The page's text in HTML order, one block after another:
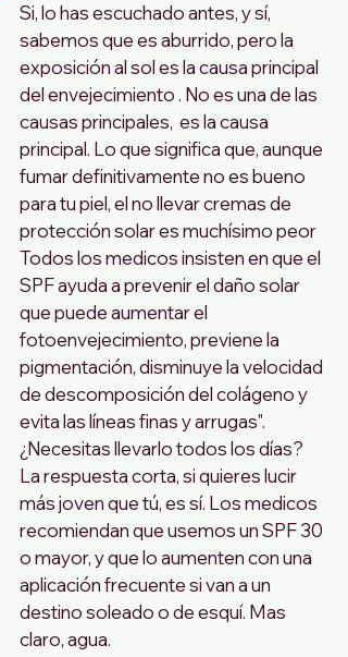
Si, lo has escuchado antes, y sí,
sabemos que es aburrido, pero la
exposición al sol es la causa principal
del envejecimiento . No es una de las
causas principales,  es la causa
principal. Lo que significa que, aunque
fumar definitivamente no es bueno
para tu piel, el no llevar cremas de
protección solar es muchísimo peor
Todos los medicos insisten en que el
SPF ayuda a prevenir el daño solar
que puede aumentar el
fotoenvejecimiento, previene la
pigmentación, disminuye la velocidad
de descomposición del colágeno y
evita las líneas finas y arrugas".
¿Necesitas llevarlo todos los días?
La respuesta corta, si quieres lucir
más joven que tú, es sí. Los medicos
recomiendan que usemos un SPF 30
o mayor, y que lo aumenten con una
aplicación frecuente si van a un
destino soleado o de esquí. Mas
claro, agua.